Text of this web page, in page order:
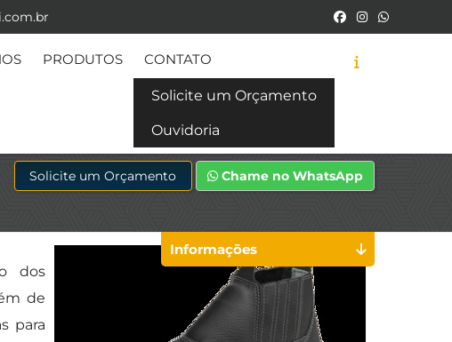
PRODUTOS CONTATO
Solicite um Orçamento
Ouvidoria
Solicite um Orçamento Chame no WhatsApp
dos
de
para
Informações